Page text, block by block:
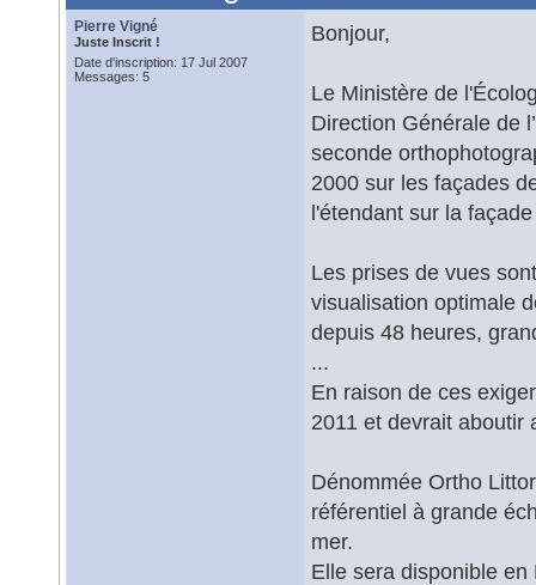
Pierre Vigné
Juste Inscrit !
Date d'inscription: 17 Jul 2007
Messages: 5
Bonjour,
Le Ministère de
Direction Générale de
seconde
2000 sur les façades
l'étendant sur la
Les prises de vues
visualisation optimale
depuis 48 heures,
...
En raison de ces
2011 et devrait aboutir
Dénommée Ortho
référentiel à grande
mer.
Elle sera disponible